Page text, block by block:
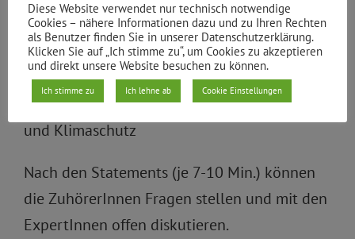
Knut Mildner-Spindler, Die Linke.PDS,
Bezirksstadtrat für Gesundheit, Soziales und
Beschäftigungspolitik in Friedrichshain-
Kreuzberg, Thema: Lokale Gesundheitspolitik
und Klimaschutz
Nach den Statements (je 7-10 Min.) können
die ZuhörerInnen Fragen stellen und mit den
ExpertInnen offen diskutieren.
Diese Website verwendet nur technisch notwendige
Cookies – nähere Informationen dazu und zu Ihren Rechten
als Benutzer finden Sie in unserer Datenschutzerklärung.
Klicken Sie auf „Ich stimme zu“, um Cookies zu akzeptieren
und direkt unsere Website besuchen zu können.
Ich stimme zu Ich lehne ab Cookie Einstellungen